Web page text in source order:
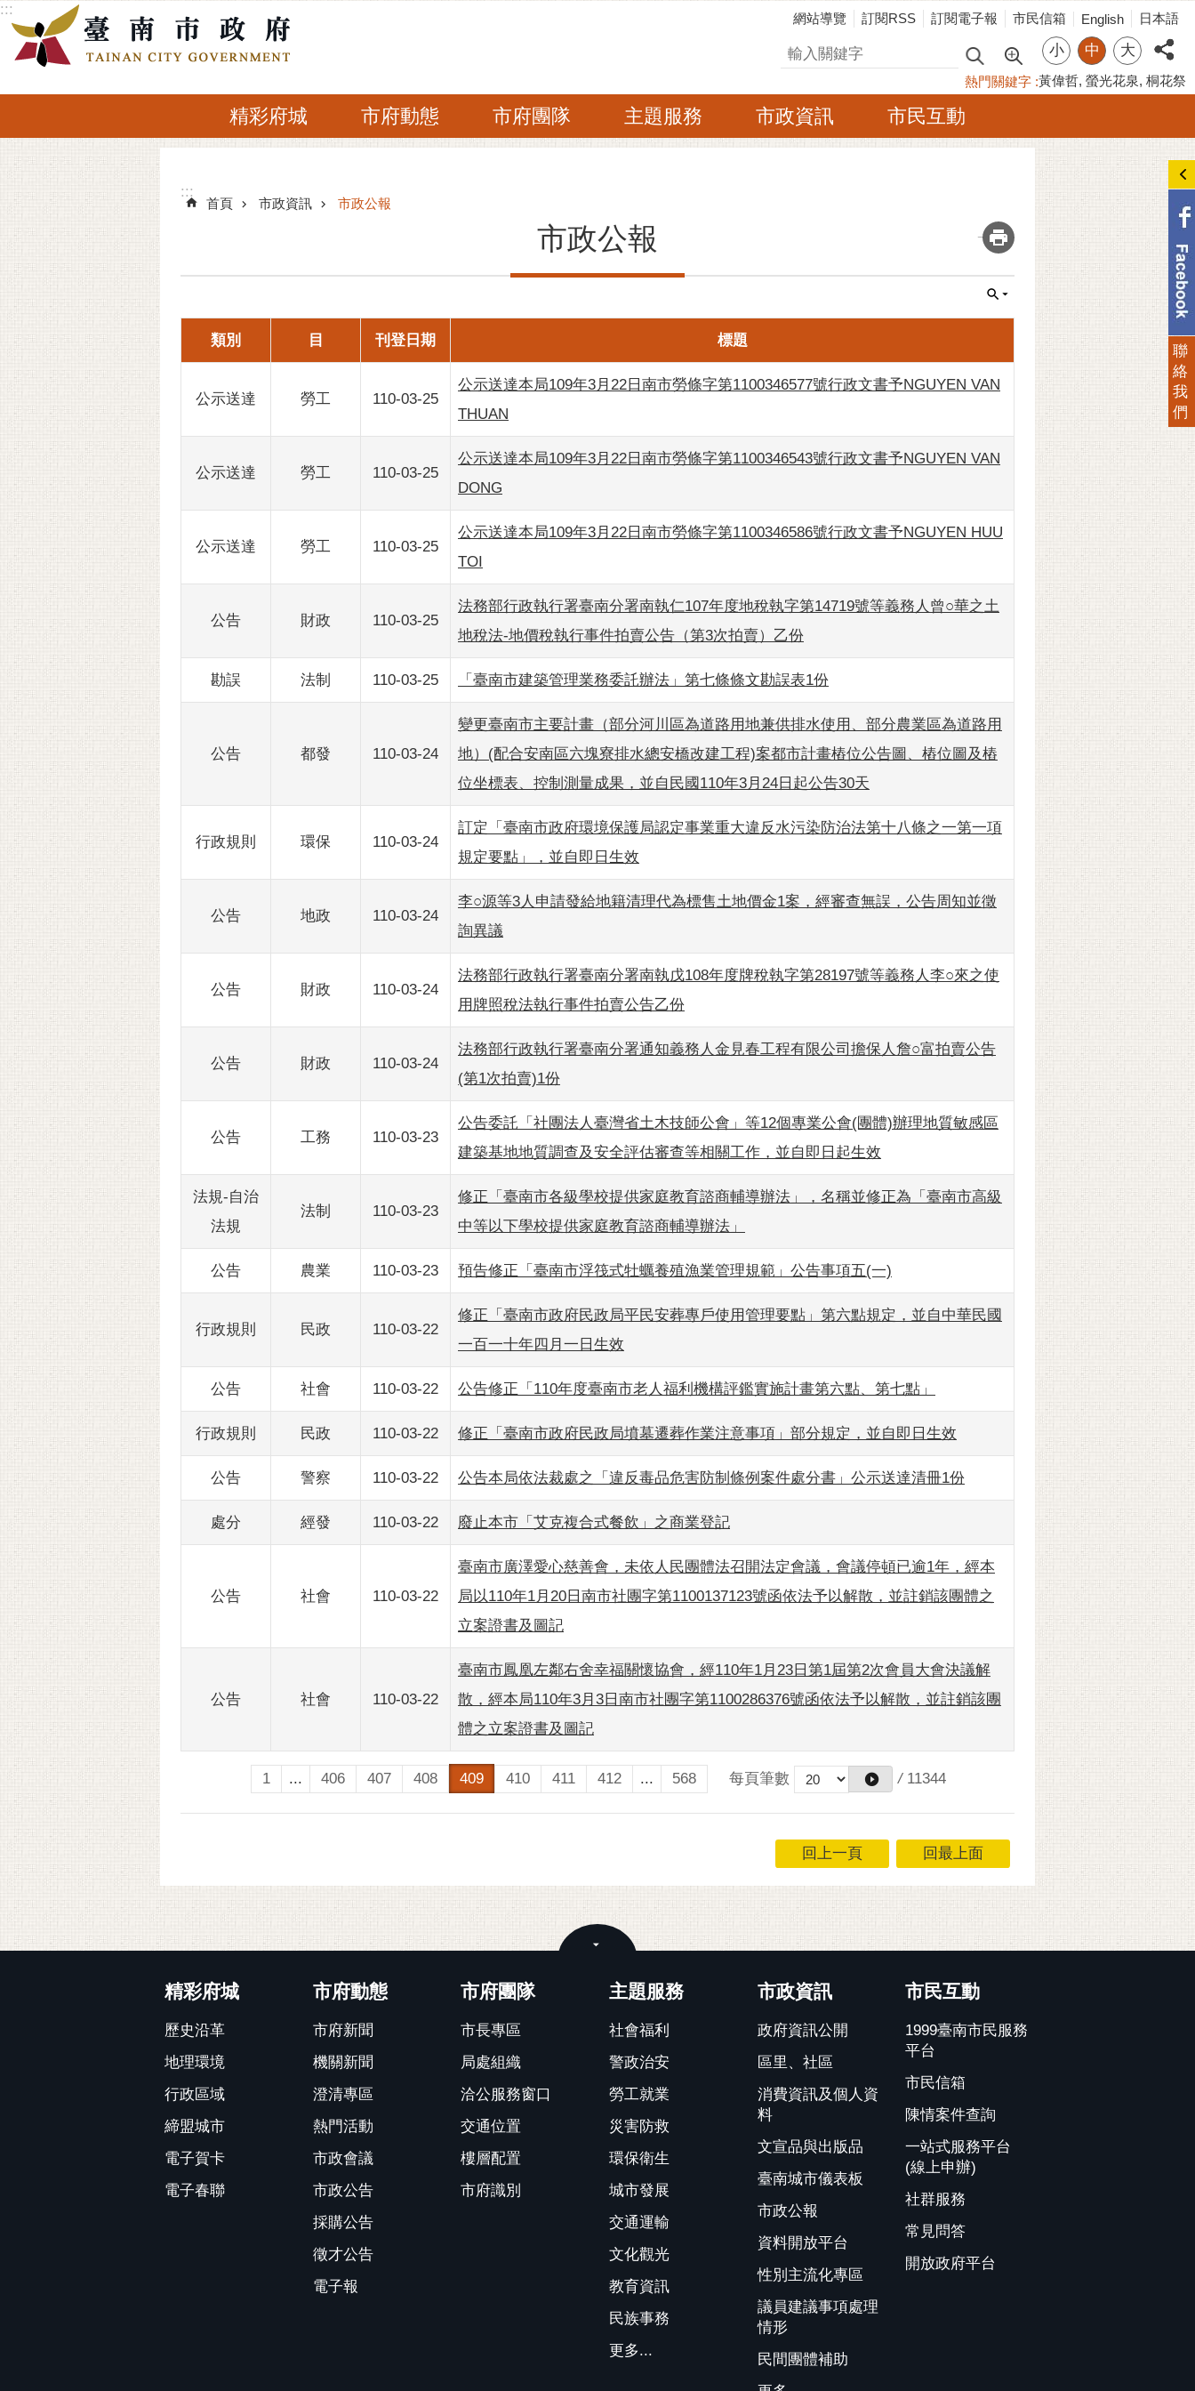
跳到主要內容區塊
:::
網站導覽 訂閱RSS 訂閱電子報 市民信箱 English 日本語
搜尋 小 中 大
熱門關鍵字 黃偉哲 螢光花泉 桐花祭
精彩府城 市府動態 市府團隊 主題服務 市政資訊 市民互動
:::
:::
首頁 市政資訊 市政公報
市政公報 _
類別 目 刊登日期 標題
公示送達 勞工 110-03-25
公示送達本局109年3月22日南市勞條字第1100346577號行政文書予NGUYEN VAN
THUAN
公示送達 勞工 110-03-25
公示送達本局109年3月22日南市勞條字第1100346543號行政文書予NGUYEN VAN
DONG
公示送達 勞工 110-03-25
公示送達本局109年3月22日南市勞條字第1100346586號行政文書予NGUYEN HUU
TOI
公告 財政 110-03-25
法務部行政執行署臺南分署南執仁107年度地稅執字第14719號等義務人曾○華之土
地稅法-地價稅執行事件拍賣公告（第3次拍賣）乙份
勘誤 法制 110-03-25 「臺南市建築管理業務委託辦法」第七條條文勘誤表1份
公告 都發 110-03-24
變更臺南市主要計畫（部分河川區為道路用地兼供排水使用、部分農業區為道路用
地）(配合安南區六塊寮排水總安橋改建工程)案都市計畫樁位公告圖、樁位圖及樁
位坐標表、控制測量成果，並自民國110年3月24日起公告30天
行政規則 環保 110-03-24
訂定「臺南市政府環境保護局認定事業重大違反水污染防治法第十八條之一第一項
規定要點」，並自即日生效
公告 地政 110-03-24
李○源等3人申請發給地籍清理代為標售土地價金1案，經審查無誤，公告周知並徵
詢異議
公告 財政 110-03-24
法務部行政執行署臺南分署南執戊108年度牌稅執字第28197號等義務人李○來之使
用牌照稅法執行事件拍賣公告乙份
公告 財政 110-03-24
法務部行政執行署臺南分署通知義務人金見春工程有限公司擔保人詹○富拍賣公告
(第1次拍賣)1份
公告 工務 110-03-23
公告委託「社團法人臺灣省土木技師公會」等12個專業公會(團體)辦理地質敏感區
建築基地地質調查及安全評估審查等相關工作，並自即日起生效
法規-自治
法規
法制 110-03-23
修正「臺南市各級學校提供家庭教育諮商輔導辦法」，名稱並修正為「臺南市高級
中等以下學校提供家庭教育諮商輔導辦法」
公告 農業 110-03-23 預告修正「臺南市浮筏式牡蠣養殖漁業管理規範」公告事項五(一)
行政規則 民政 110-03-22
修正「臺南市政府民政局平民安葬專戶使用管理要點」第六點規定，並自中華民國
一百一十年四月一日生效
公告 社會 110-03-22 公告修正「110年度臺南市老人福利機構評鑑實施計畫第六點、第七點」
行政規則 民政 110-03-22 修正「臺南市政府民政局墳墓遷葬作業注意事項」部分規定，並自即日生效
公告 警察 110-03-22 公告本局依法裁處之「違反毒品危害防制條例案件處分書」公示送達清冊1份
處分 經發 110-03-22 廢止本市「艾克複合式餐飲」之商業登記
公告 社會 110-03-22
臺南市廣澤愛心慈善會，未依人民團體法召開法定會議，會議停頓已逾1年，經本
局以110年1月20日南市社團字第1100137123號函依法予以解散，並註銷該團體之
立案證書及圖記
公告 社會 110-03-22
臺南市鳳凰左鄰右舍幸福關懷協會，經110年1月23日第1屆第2次會員大會決議解
散，經本局110年3月3日南市社團字第1100286376號函依法予以解散，並註銷該團
體之立案證書及圖記
1 ... 406 407 408 409 410 411 412 ... 568 每頁筆數 / 11344
回上一頁 回最上面
精彩府城
歷史沿革
地理環境
行政區域
締盟城市
電子賀卡
電子春聯
市府動態
市府新聞
機關新聞
澄清專區
熱門活動
市政會議
市政公告
採購公告
徵才公告
電子報
市府團隊
市長專區
局處組織
洽公服務窗口
交通位置
樓層配置
市府識別
主題服務
社會福利
警政治安
勞工就業
災害防救
環保衛生
城市發展
交通運輸
文化觀光
教育資訊
民族事務
更多...
市政資訊
政府資訊公開
區里、社區
消費資訊及個人資
料
文宣品與出版品
臺南城市儀表板
市政公報
資料開放平台
性別主流化專區
議員建議事項處理
情形
民間團體補助
市民互動
1999臺南市民服務
平台
市民信箱
陳情案件查詢
一站式服務平台
(線上申辦)
社群服務
常見問答
開放政府平台
聯
絡
我
們